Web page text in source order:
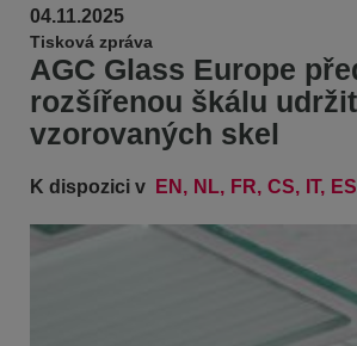
04.11.2025
Tisková zpráva
AGC Glass Europe
rozšířenou škálu
vzorovaných skel
K dispozici v EN NL FR CS IT ES